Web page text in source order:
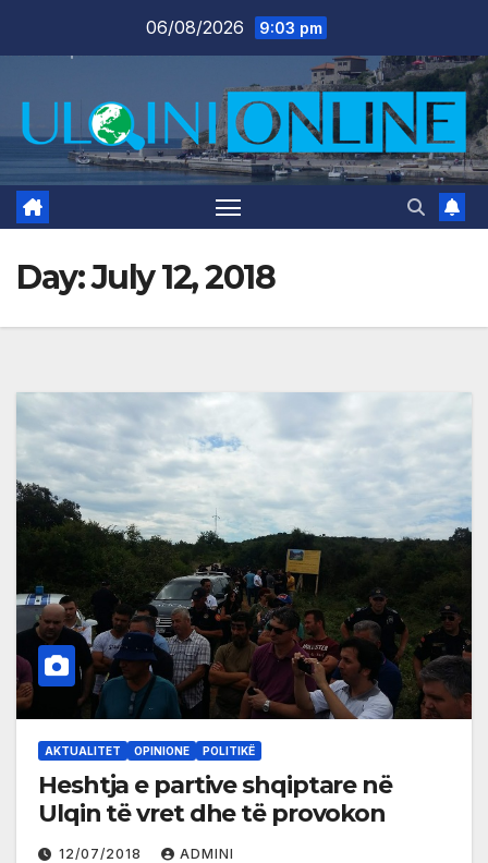
06/08/2026 9:03 pm
Day:July 12, 2018
AKTUALITET OPINIONE POLITIKË
Heshtja e partive shqiptare në
Ulqin të vret dhe të provokon
12/07/2018 ADMINI